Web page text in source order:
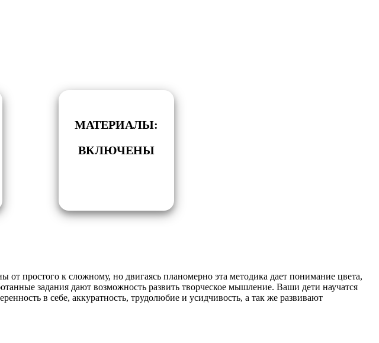
МАТЕРИАЛЫ:
ВКЛЮЧЕНЫ
от простого к сложному, но двигаясь планомерно эта методика дает понимание цвета,
задания дают возможность развить творческое мышление. Ваши дети научатся
в себе, аккуратность, трудолюбие и усидчивость, а так же развивают